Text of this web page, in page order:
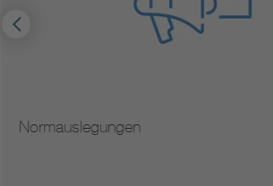
Hinweise zur Vervielfältigung von